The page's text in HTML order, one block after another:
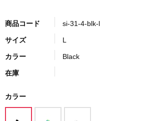
商品コード si-31-4-blk-l
サイズ L
カラー Black
在庫
カラー